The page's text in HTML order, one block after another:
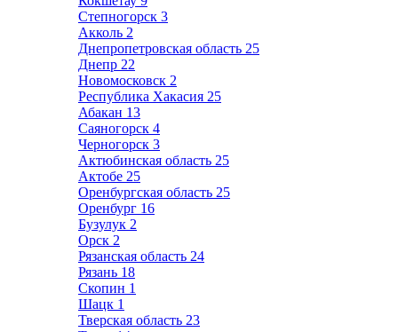
Степногорск 3
Акколь 2
Днепропетровская область 25
Днепр 22
Новомосковск 2
Республика Хакасия 25
Абакан 13
Саяногорск 4
Черногорск 3
Актюбинская область 25
Актобе 25
Оренбургская область 25
Оренбург 16
Бузулук 2
Орск 2
Рязанская область 24
Рязань 18
Скопин 1
Шацк 1
Тверская область 23